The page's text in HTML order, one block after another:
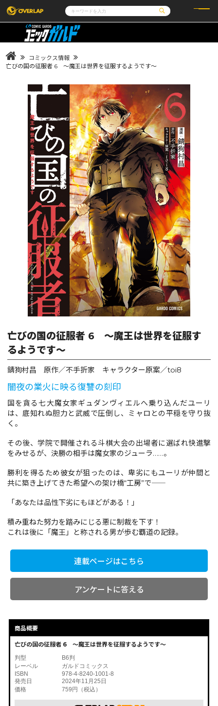
コミック
LiQulle
ラブパルフェ
ライトノベル
ロサージュノベルス
その他
ゲーム
通販・NEWS
企業
会社概要
採用情報
アクセス
オーバーラップホールディングス
お問い合わせはこちら
オーバーラップ文庫
オーバーラップノベルス
オーバーラップノベルスf
ロサージュノベルス
コミックガルド
リキューレ
閉じる
コミックス情報
亡びの国の征服者 6 ～魔王は世界を征服するようです～
亡びの国の征服者 6 ～魔王は世界を征服す
るようです～
錆狗村昌 原作／不手折家 キャラクター原案／toi8
闇夜の業火に映る復讐の刻印
国を貪る七大魔女家ギュダンヴィエルへ乗り込んだユーリ
は、底知れぬ胆力と武威で圧倒し、ミャロとの平穏を守り抜
く。
その後、学院で開催される斗棋大会の出場者に選ばれ快進撃
をみせるが、決勝の相手は魔女家のジューラ……。
勝利を得るため彼女が狙ったのは、卑劣にもユーリが仲間と
共に築き上げてきた希望への架け橋“工房”で――
「あなたは品性下劣にもほどがある！」
積み重ねた努力を踏みにじる悪に制裁を下す！
これは後に「魔王」と称される男が歩む覇道の記録。
連載ページはこちら
アンケートに答える
商品概要
亡びの国の征服者 6 ～魔王は世界を征服するようです～
判型
B6判
レーベル
ガルドコミックス
ISBN
978-4-8240-1001-8
発売日
2024年11月25日
価格
759円（税込）